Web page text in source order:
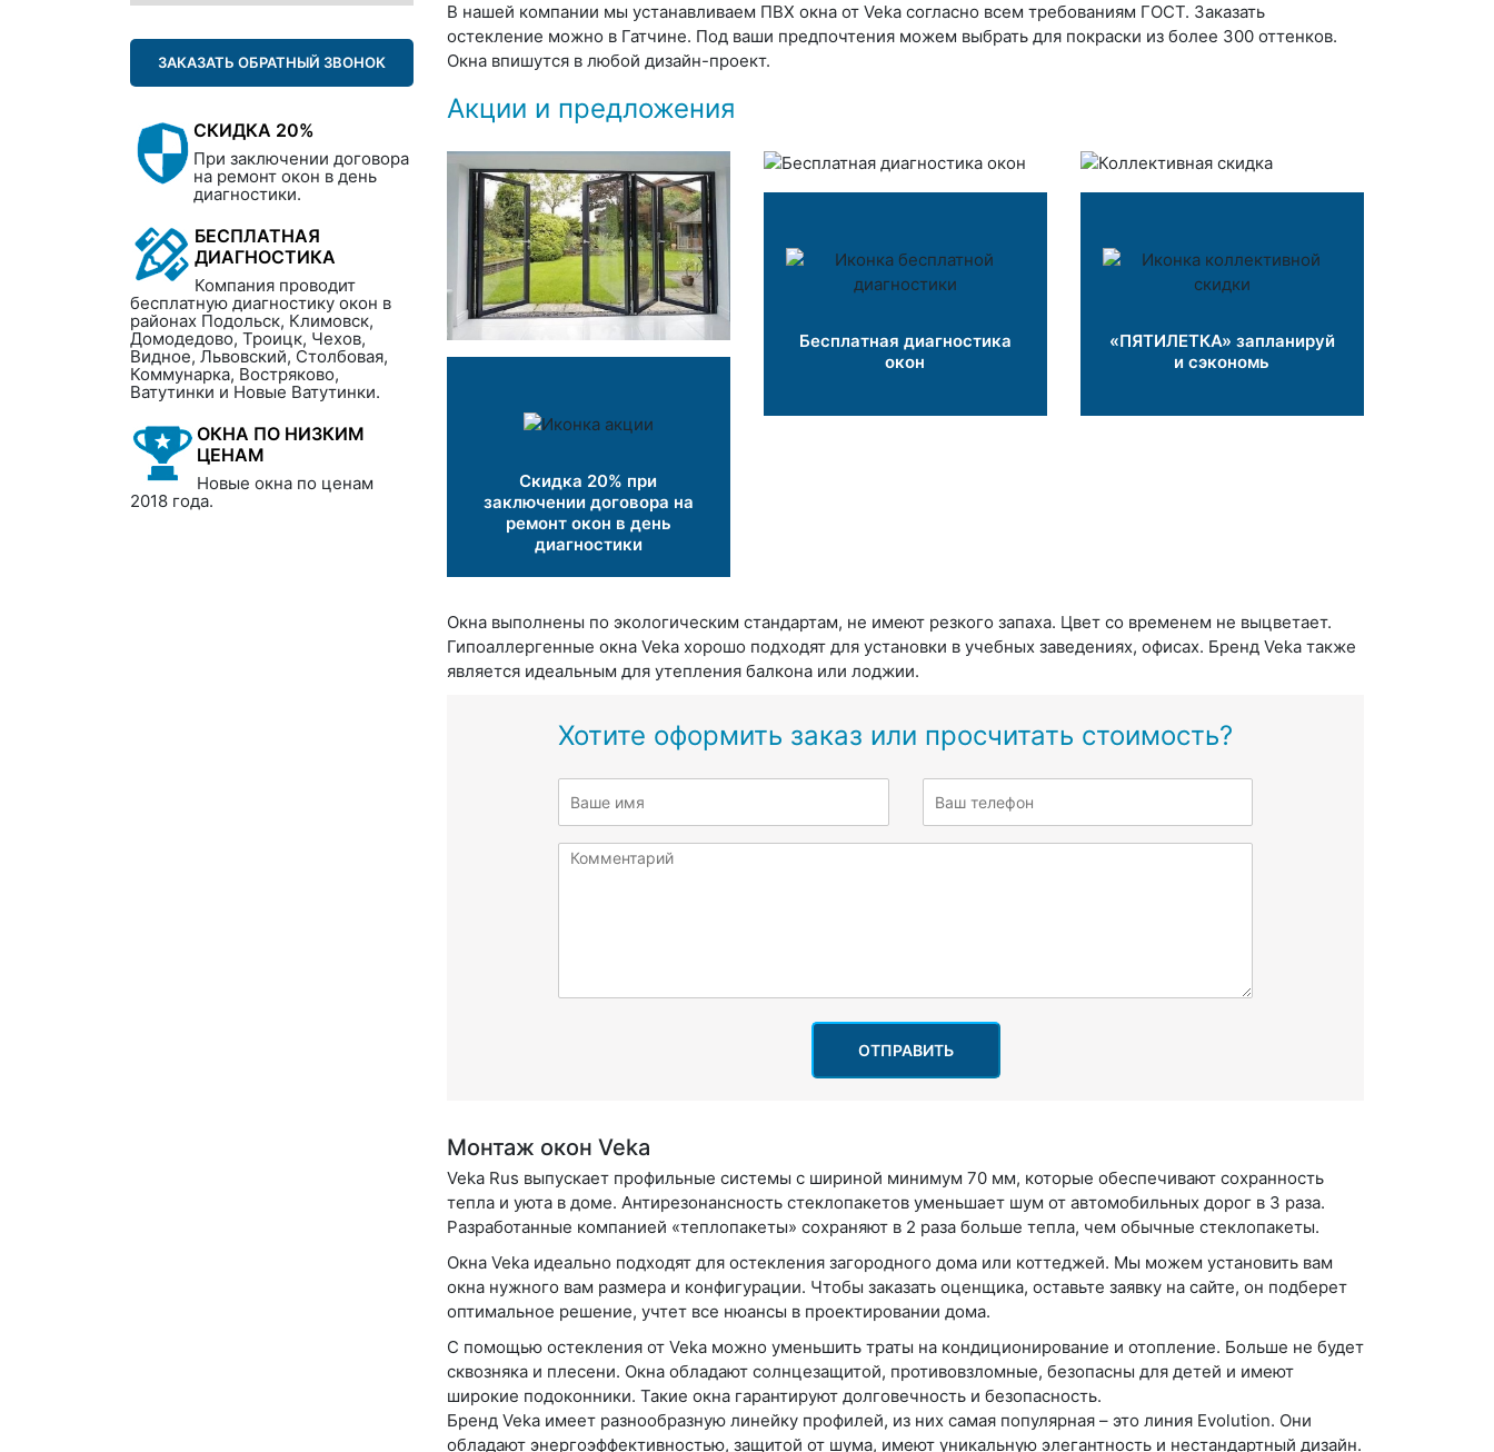
ЗАКАЗАТЬ ОБРАТНЫЙ ЗВОНОК
СКИДКА 20%
При заключении договора
на ремонт окон в день
диагностики.
БЕСПЛАТНАЯ
ДИАГНОСТИКА
Компания проводит
бесплатную диагностику окон в
районах Подольск, Климовск,
Домодедово, Троицк, Чехов,
Видное, Львовский, Столбовая,
Коммунарка, Востряково,
Ватутинки и Новые Ватутинки.
ОКНА ПО НИЗКИМ
ЦЕНАМ
Новые окна по ценам
2018 года.
В нашей компании мы устанавливаем ПВХ окна от Veka согласно всем требованиям ГОСТ. Заказать
остекление можно в Гатчине. Под ваши предпочтения можем выбрать для покраски из более 300 оттенков.
Окна впишутся в любой дизайн-проект.
Акции и предложения
Скидка 20% при
заключении договора на
ремонт окон в день
диагностики
Бесплатная диагностика
окон
«ПЯТИЛЕТКА» запланируй
и сэкономь
Окна выполнены по экологическим стандартам, не имеют резкого запаха. Цвет со временем не выцветает.
Гипоаллергенные окна Veka хорошо подходят для установки в учебных заведениях, офисах. Бренд Veka также
является идеальным для утепления балкона или лоджии.
Хотите оформить заказ или просчитать стоимость?
ОТПРАВИТЬ
Монтаж окон Veka
Veka Rus выпускает профильные системы с шириной минимум 70 мм, которые обеспечивают сохранность
тепла и уюта в доме. Антирезонансность стеклопакетов уменьшает шум от автомобильных дорог в 3 раза.
Разработанные компанией «теплопакеты» сохраняют в 2 раза больше тепла, чем обычные стеклопакеты.
Окна Veka идеально подходят для остекления загородного дома или коттеджей. Мы можем установить вам
окна нужного вам размера и конфигурации. Чтобы заказать оценщика, оставьте заявку на сайте, он подберет
оптимальное решение, учтет все нюансы в проектировании дома.
С помощью остекления от Veka можно уменьшить траты на кондиционирование и отопление. Больше не будет
сквозняка и плесени. Окна обладают солнцезащитой, противовзломные, безопасны для детей и имеют
широкие подоконники. Такие окна гарантируют долговечность и безопасность.
Бренд Veka имеет разнообразную линейку профилей, из них самая популярная – это линия Evolution. Они
обладают энергоэффективностью, защитой от шума, имеют уникальную элегантность и нестандартный дизайн.